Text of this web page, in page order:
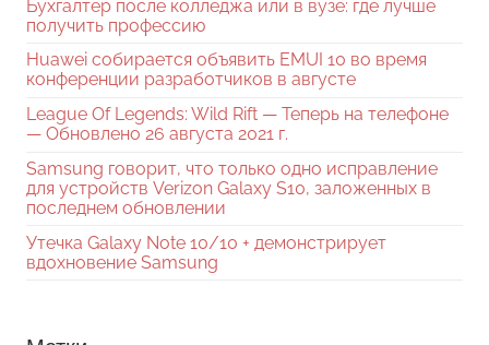
Бухгалтер после колледжа или в вузе: где лучше
получить профессию
Huawei собирается объявить EMUI 10 во время
конференции разработчиков в августе
League Of Legends: Wild Rift — Теперь на телефоне
— Обновлено 26 августа 2021 г.
Samsung говорит, что только одно исправление
для устройств Verizon Galaxy S10, заложенных в
последнем обновлении
Утечка Galaxy Note 10/10 + демонстрирует
вдохновение Samsung